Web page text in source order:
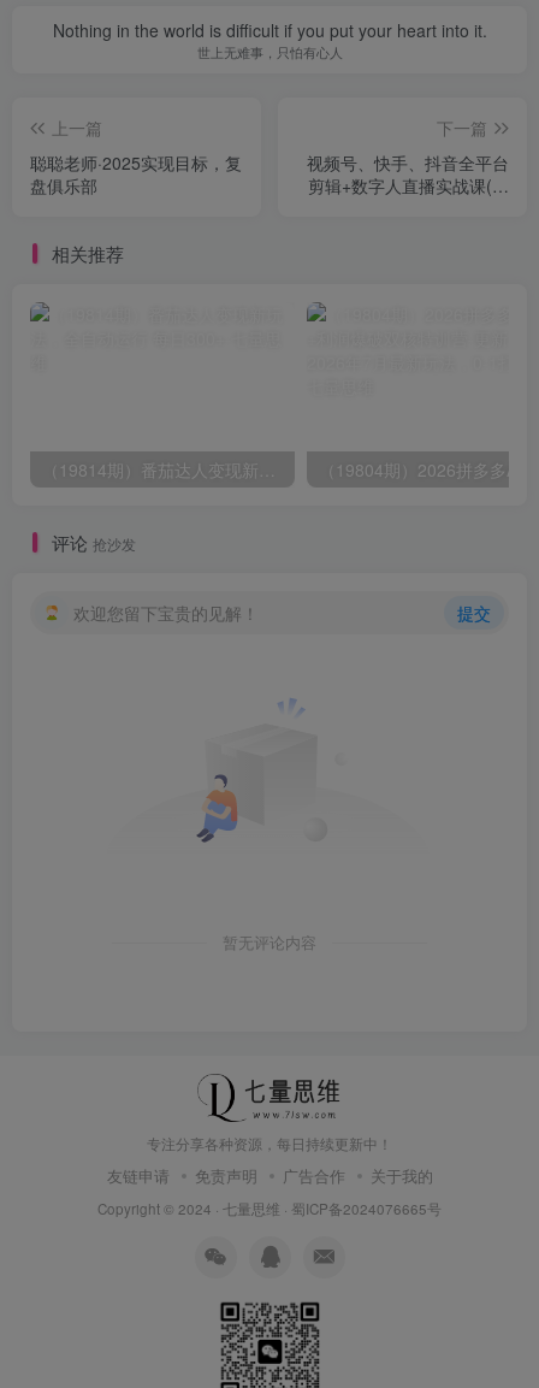
Nothing in the world is difficult if you put your heart into it.
世上无难事，只怕有心人
上一篇
聪聪老师·2025实现目标，复
盘俱乐部
下一篇
视频号、快手、抖音全平台
剪辑+数字人直播实战课(更
相关推荐
评论 抢沙发
欢迎您留下宝贵的见解！ 提交
暂无评论内容
专注分享各种资源，每日持续更新中！
友链申请 免责声明 广告合作 关于我的
Copyright © 2024 · 七量思维 · 蜀ICP备2024076665号